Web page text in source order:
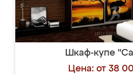
Шкаф-купе
Цена: от 38